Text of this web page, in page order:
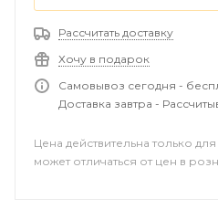
Рассчитать доставку
Хочу в подарок
Самовывоз сегодня -
Доставка завтра -
Цена действительна только
может отличаться от цен в